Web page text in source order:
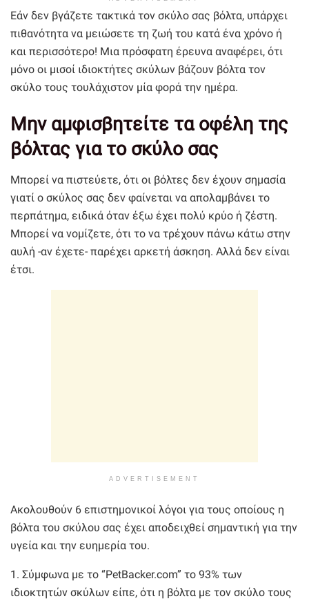
Εάν δεν βγάζετε τακτικά τον σκύλο σας βόλτα, υπάρχει
πιθανότητα να μειώσετε τη ζωή του κατά ένα χρόνο ή
και περισσότερο! Μια πρόσφατη έρευνα αναφέρει, ότι
μόνο οι μισοί ιδιοκτήτες σκύλων βάζουν βόλτα τον
σκύλο τους τουλάχιστον μία φορά την ημέρα.
Μην αμφισβητείτε τα οφέλη της
βόλτας για το σκύλο σας
Μπορεί να πιστεύετε, ότι οι βόλτες δεν έχουν σημασία
γιατί ο σκύλος σας δεν φαίνεται να απολαμβάνει το
περπάτημα, ειδικά όταν έξω έχει πολύ κρύο ή ζέστη.
Μπορεί να νομίζετε, ότι το να τρέχουν πάνω κάτω στην
αυλή -αν έχετε- παρέχει αρκετή άσκηση. Αλλά δεν είναι
έτσι.
ADVERTISEMENT
Ακολουθούν 6 επιστημονικοί λόγοι για τους οποίους η
βόλτα του σκύλου σας έχει αποδειχθεί σημαντική για την
υγεία και την ευημερία του.
1. Σύμφωνα με το “PetBacker.com” το 93% των
ιδιοκτητών σκύλων είπε, ότι η βόλτα με τον σκύλο τους